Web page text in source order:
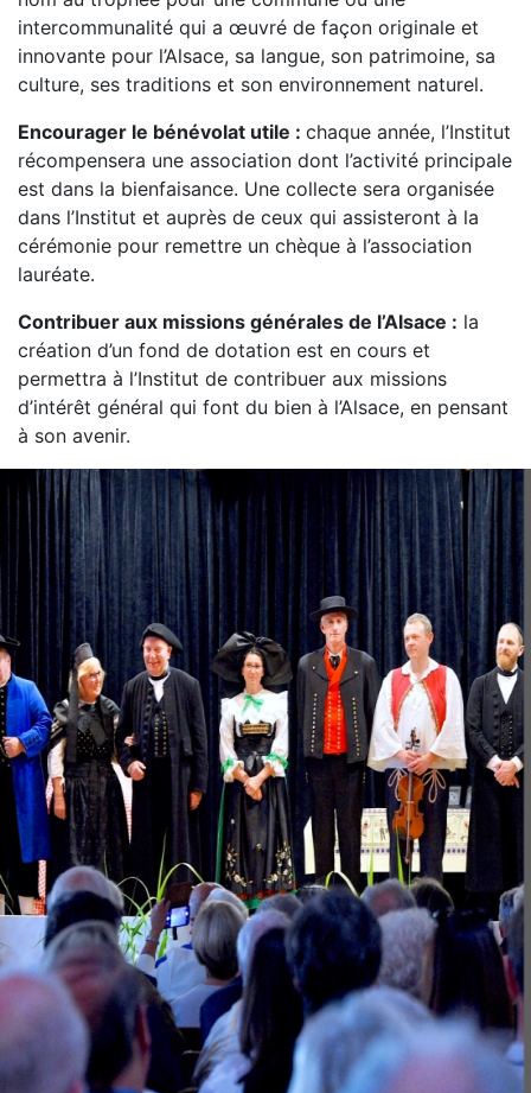
intercommunalité qui a œuvré de façon originale et
innovante pour l’Alsace, sa langue, son patrimoine, sa
culture, ses traditions et son environnement naturel.
Encourager le bénévolat utile : chaque année, l’Institut
récompensera une association dont l’activité principale
est dans la bienfaisance. Une collecte sera organisée
dans l’Institut et auprès de ceux qui assisteront à la
cérémonie pour remettre un chèque à l’association
lauréate.
Contribuer aux missions générales de l’Alsace : la
création d’un fond de dotation est en cours et
permettra à l’Institut de contribuer aux missions
d’intérêt général qui font du bien à l’Alsace, en pensant
à son avenir.